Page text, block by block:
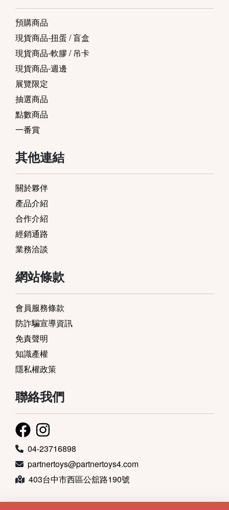
預購商品
現貨商品-扭蛋 / 盲盒
現貨商品-軟膠 / 吊卡
現貨商品-週邊
展覽限定
抽選商品
點數商品
一番賞
其他連結
關於夥伴
產品介紹
合作介紹
經銷通路
業務洽談
網站條款
會員服務條款
防詐騙宣導資訊
免責聲明
知識產權
隱私權政策
聯絡我們
04-23716898
partnertoys@partnertoys4.com
403台中市西區公舘路190號